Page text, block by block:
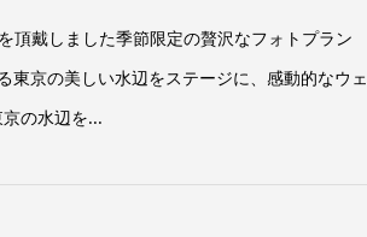
頂戴しました季節限定の贅沢なフォトプラン
京の美しい水辺をステージに、感動的なウ
の水辺を...